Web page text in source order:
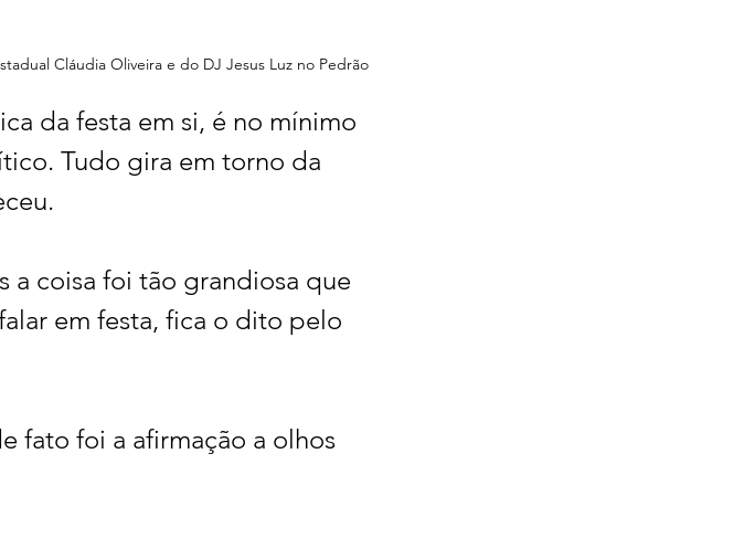
Cláudia Oliveira e do DJ Jesus Luz no Pedrão
da festa em si, é no mínimo
Tudo gira em torno da
a coisa foi tão grandiosa que
em festa, fica o dito pelo
fato foi a afirmação a olhos